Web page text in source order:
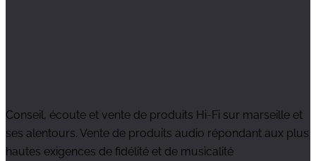
Conseil, écoute et vente de produits Hi-Fi sur marseille et
ses alentours. Vente de produits audio répondant aux plus
hautes exigences de fidélité et de musicalité